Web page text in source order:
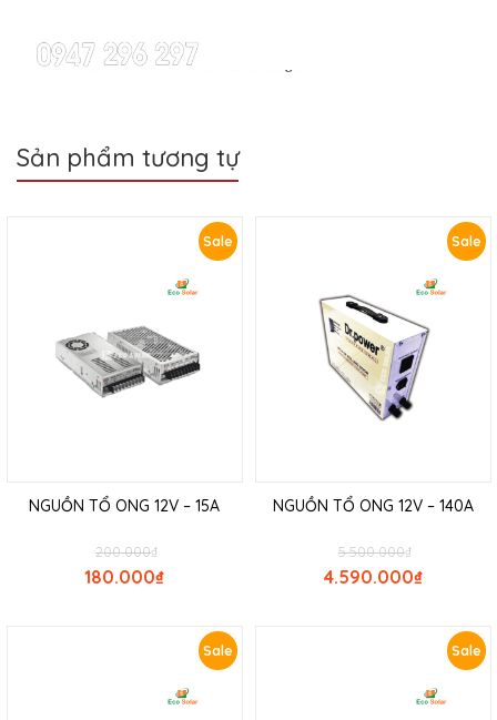
Sản phẩm tương tự
Sale
NGUỒN TỔ ONG 12V – 15A
₫
200.000
₫
180.000
Sale
NGUỒN TỔ ONG 12V – 140A
₫
5.500.000
₫
4.590.000
Sale Sale